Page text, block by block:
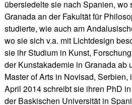
übersiedelte sie nach Spanien, wo
Granada an der Fakultät für
studierte, wie auch am
wo sie sich v.a. mit Lichtdesign
sie ihr Studium in Kunst,
der Kunstakademie in Granada ab
Master of Arts in Novisad,
April 2014 schreibt sie ihren PhD in
der Baskischen Universität in